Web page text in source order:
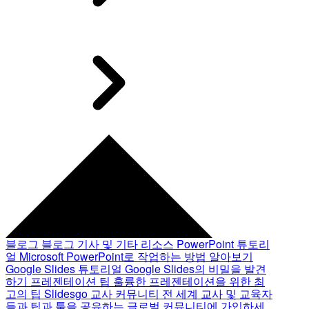
블로그 블로그 기사 및 기타 리소스 PowerPoint 튜토리
얼 Microsoft PowerPoint로 작업하는 방법 알아보기
Google Slides 튜토리얼 Google Slides의 비밀을 발견
하기 프레젠테이션 팁 훌륭한 프레젠테이션을 위한 최
고의 팁 Slidesgo 교사 커뮤니티 전 세계 교사 및 교육자